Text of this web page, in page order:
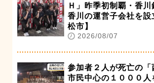
Ｈ」昨季初制覇・香
香川の運営子会社を設
松市】
2026/08/07
参加者２人が死亡の「
市民中心の１０００人